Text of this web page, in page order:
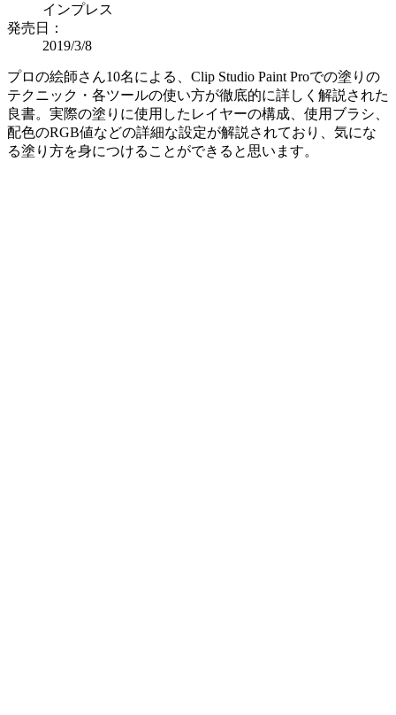
インプレス
発売日：
2019/3/8
プロの絵師さん10名による、Clip Studio Paint Proでの塗りの
テクニック・各ツールの使い方が徹底的に詳しく解説された
良書。実際の塗りに使用したレイヤーの構成、使用ブラシ、
配色のRGB値などの詳細な設定が解説されており、気にな
る塗り方を身につけることができると思います。